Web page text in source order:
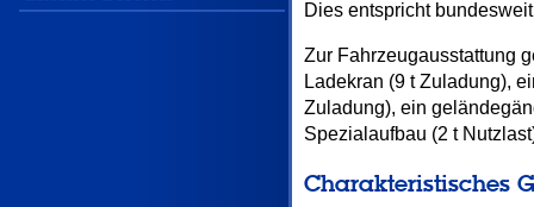
Dies entspricht
Zur Fahrzeugausstattung
Ladekran (9 t Zuladung),
Zuladung), ein
Spezialaufbau (2 t
Charakteristisches